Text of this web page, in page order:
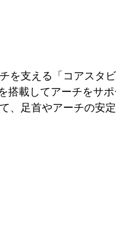
を支える「コアスタ
搭載してアーチをサ
、足首やアーチの安